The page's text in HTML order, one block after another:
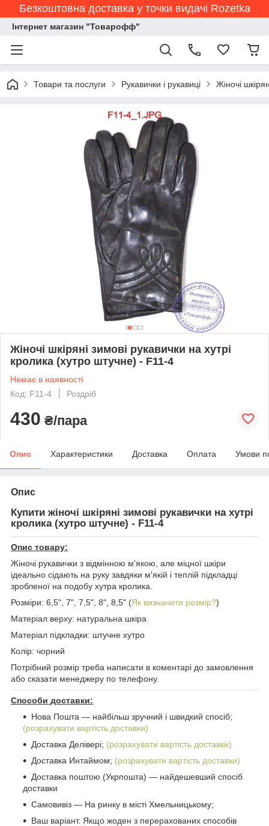
Безкоштовна доставка у точки видачі Rozetka
Інтернет магазин "Товарофф"
Товари та послуги Рукавички і рукавиці Жіночі
Жіночі шкіряні зимові рукавички на хутрі
кролика (хутро штучне) - F11-4
Немає в наявності
Код: F11-4
Роздріб
430 ₴/пара
Опис Характеристики Доставка Оплата Умови
Опис
Купити жіночі шкіряні зимові рукавички на хутрі
кролика (хутро штучне) - F11-4
Опис товару:
Жіночі рукавички з відмінною м'якою, але міцної шкіри
ідеально сідають на руку завдяки м'якій і теплій підкладці
зробленої на подобу хутра кролика.
Розміри: 6,5", 7", 7,5", 8", 8,5" (Як визначити розмір?)
Матеріал верху: натуральна шкіра
Матеріал підкладки: штучне хутро
Колір: чорний
Потрібний розмір треба написати в коментарі до замовлення
або сказати менеджеру по телефону.
Способи доставки:
Нова Пошта ― найбільш зручний і швидкий спосіб;
(розрахувати вартість доставки)
Доставка Делівері; (розрахувати вартість доставки)
Доставка Интаймом; (розрахувати вартість доставки)
Доставка поштою (Укрпошта) ― найдешевший спосіб
доставки
Самовивіз ― На ринку в місті Хмельницькому;
Ваш варіант. Якщо жоден з перерахованих способів